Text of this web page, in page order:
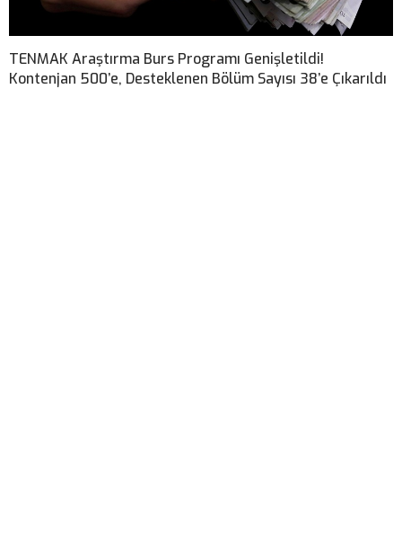
TENMAK Araştırma Burs Programı Genişletildi!
Kontenjan 500’e, Desteklenen Bölüm Sayısı 38’e Çıkarıldı